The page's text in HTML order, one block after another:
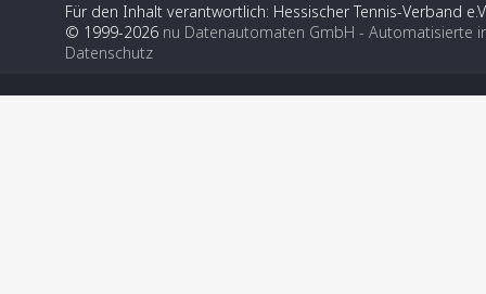
Für den Inhalt verantwortlich: Hessischer Tennis-Verband
© 1999-2026 nu Datenautomaten GmbH - Automatisierte
Datenschutz